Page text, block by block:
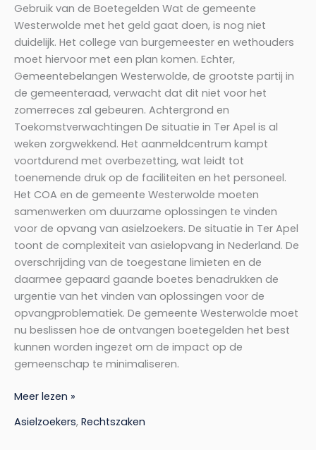
Gebruik van de Boetegelden Wat de gemeente
Westerwolde met het geld gaat doen, is nog niet
duidelijk. Het college van burgemeester en wethouders
moet hiervoor met een plan komen. Echter,
Gemeentebelangen Westerwolde, de grootste partij in
de gemeenteraad, verwacht dat dit niet voor het
zomerreces zal gebeuren. Achtergrond en
Toekomstverwachtingen De situatie in Ter Apel is al
weken zorgwekkend. Het aanmeldcentrum kampt
voortdurend met overbezetting, wat leidt tot
toenemende druk op de faciliteiten en het personeel.
Het COA en de gemeente Westerwolde moeten
samenwerken om duurzame oplossingen te vinden
voor de opvang van asielzoekers. De situatie in Ter Apel
toont de complexiteit van asielopvang in Nederland. De
overschrijding van de toegestane limieten en de
daarmee gepaard gaande boetes benadrukken de
urgentie van het vinden van oplossingen voor de
opvangproblematiek. De gemeente Westerwolde moet
nu beslissen hoe de ontvangen boetegelden het best
kunnen worden ingezet om de impact op de
gemeenschap te minimaliseren.
Meer lezen »
Asielzoekers, Rechtszaken